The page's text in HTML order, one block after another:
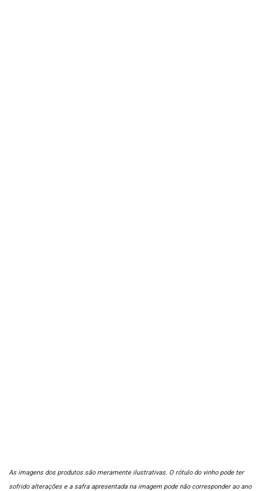
As imagens dos produtos são meramente ilustrativas. O rótulo do vinho pode ter
sofrido alterações e a safra apresentada na imagem pode não corresponder ao ano